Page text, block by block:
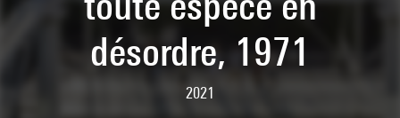
désordre, 1971
2021